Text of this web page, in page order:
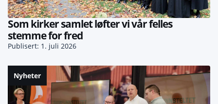
Som kirker samlet løfter vi vår felles
stemme for fred
Publisert: 1. juli 2026
Nyheter